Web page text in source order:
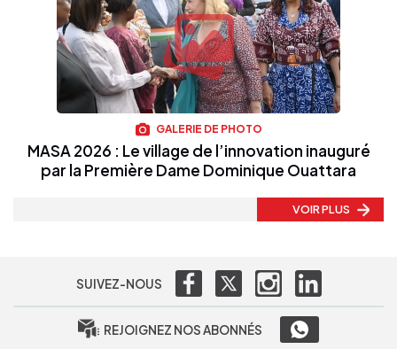
GALERIE DE PHOTO
MASA 2026 : Le village de l’innovation inauguré
par la Première Dame Dominique Ouattara
VOIR PLUS
SUIVEZ-NOUS
REJOIGNEZ NOS ABONNÉS